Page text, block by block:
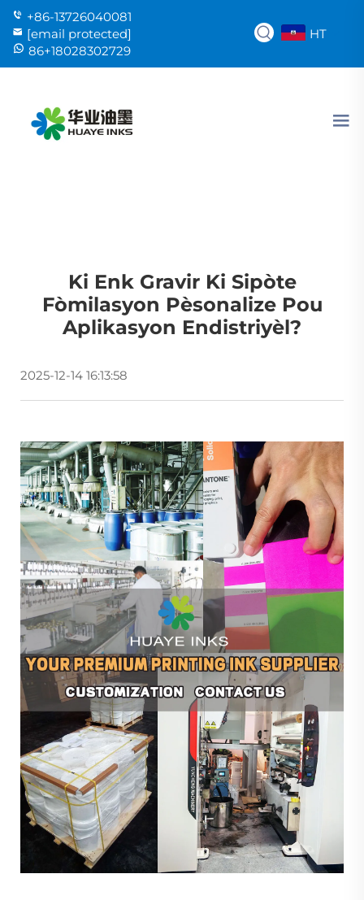
+86-13726040081
[email protected]
86+18028302729
HT
Ki Enk Gravir Ki Sipòte
Fòmilasyon Pèsonalize Pou
Aplikasyon Endistriyèl?
2025-12-14 16:13:58